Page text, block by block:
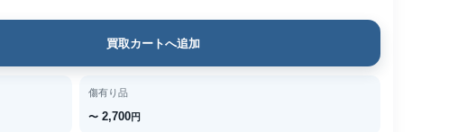
買取カートへ追加
傷有り品
〜 2,700円